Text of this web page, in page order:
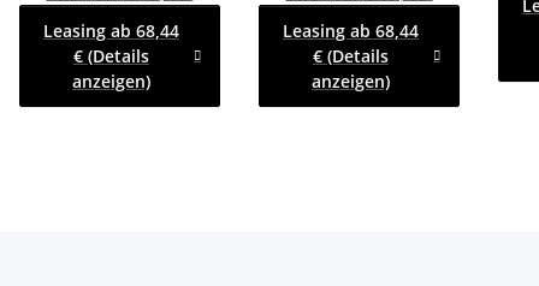
Kastenaufsatz
Leasing ab 68,44
€ (Details
anzeigen)
Aufsatzbordwänden 35
cm
Leasing ab 68,44
€ (Details
anzeigen)